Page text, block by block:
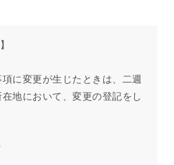
に変更が生じたときは、二週
地において、変更の登記をし